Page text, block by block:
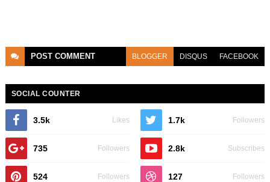
POST COMMENT BLOGGER DISQUS FACEBOOK
SOCIAL COUNTER
3.5k Likes 1.7k Followers
735 Followers 2.8k Subscribes
524 Followers 127 Followers